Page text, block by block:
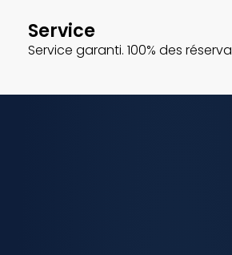
Service
Service garanti. 100% des